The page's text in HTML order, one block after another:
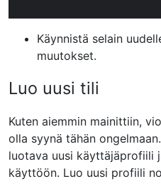
Käynnistä selain
muutokset.
Luo uusi tili
Kuten aiemmin mainittiin,
olla syynä tähän
luotava uusi käyttäjäprofiili
käyttöön. Luo uusi profiili